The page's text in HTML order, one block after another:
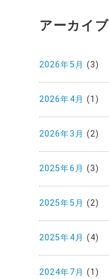
アーカイブ
2026年5月 (3)
2026年4月 (1)
2026年3月 (2)
2025年6月 (3)
2025年5月 (2)
2025年4月 (4)
2024年7月 (1)